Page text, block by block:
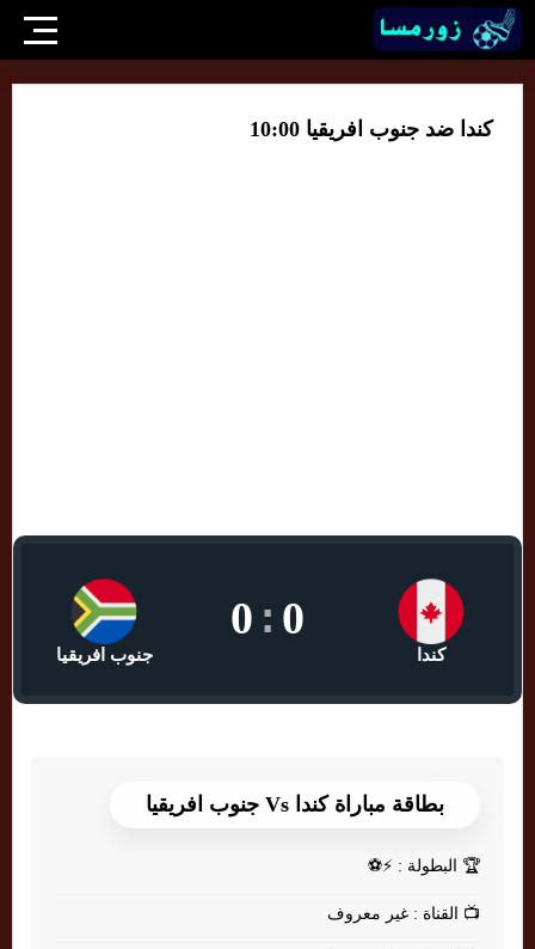
كندا ضد جنوب افريقيا 10:00
كندا
0
:
0
جنوب افريقيا
بطاقة مباراة كندا Vs جنوب افريقيا
🏆 البطولة : ⚡⚽
📺 القناة : غير معروف